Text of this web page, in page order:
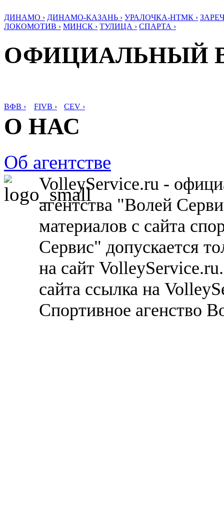
ДИНАМО › ДИНАМО-КАЗАНЬ › УРАЛОЧКА-НТМК ›
ЛОКОМОТИВ › МИНСК › ТУЛИЦА › СПАРТА ›
ОФИЦИАЛЬНЫЙ
ВФВ › FIVB › CEV ›
О НАС
Об агентстве
VolleyService.ru -
агентства "Волей
материалов с сайта
Сервис" допускается
на сайт
сайта ссылка на
Спортивное агенство